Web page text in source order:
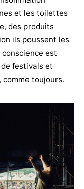
et les toilettes
des produits
ils poussent les
est
festivals et
comme toujours.